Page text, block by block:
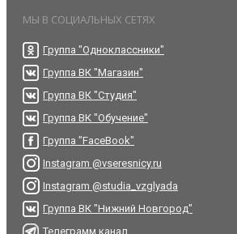
МЫ В СОЦИАЛЬНЫХ СЕТЯХ
Группа "Одноклассники"
Группа ВК "Магазин"
Группа ВК "Студия"
Группа ВК "Обучение"
Группа "FaceBook"
Instagram @vseresnicy.ru
Instagram @studia_vzglyada
Группа ВК "Нижний Новгород"
Телеграмм канал